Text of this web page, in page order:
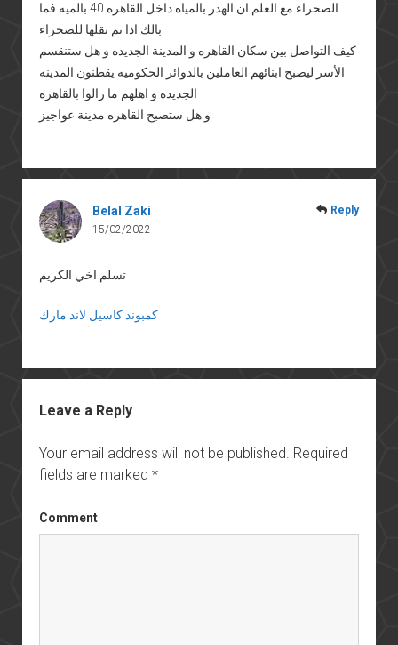
الصحراء مع العلم ان الهدر بالمياه داخل القاهره 40 بالميه فما
بالك اذا تم نقلها للصحراء
كيف التواصل بين سكان القاهره و المدينة الجديده و هل ستنقسم
الأسر ليصبح ابنائهم العاملين بالدوائر الحكوميه يقطنون المدينه
الجديده و اهلهم ما زالوا بالقاهره
و هل ستصبح القاهره مدينة عواجيز
Belal Zaki
15/02/2022
تسلم اخي الكريم
كمبوند كاسيل لاند مارك
Reply
Leave a Reply
Your email address will not be published. Required
fields are marked *
Comment